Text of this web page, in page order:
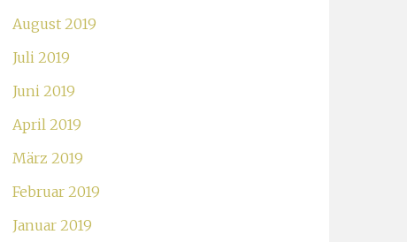
August 2019
Juli 2019
Juni 2019
April 2019
März 2019
Februar 2019
Januar 2019